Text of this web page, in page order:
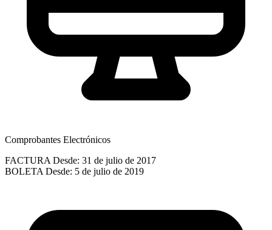
Comprobantes Electrónicos
FACTURA Desde: 31 de julio de 2017
BOLETA Desde: 5 de julio de 2019